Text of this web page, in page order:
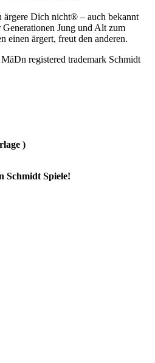
ärgere Dich nicht® – auch bekannt
Jung und Alt zum
einen ärgert, freut den anderen.
registered trademark Schmidt
)
Schmidt Spiele!